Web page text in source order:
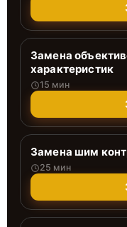
Замена
характеристик
15 мин
Замена шим
25 мин